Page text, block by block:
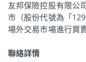
友邦保險控股有限公
市（股份代號為「
場外交易市場進行買
聯絡詳情